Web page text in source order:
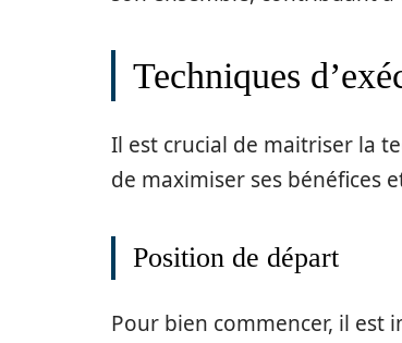
Techniques
Il est crucial de maitriser la
de maximiser ses bénéfices
Position de départ
Pour bien commencer, il est